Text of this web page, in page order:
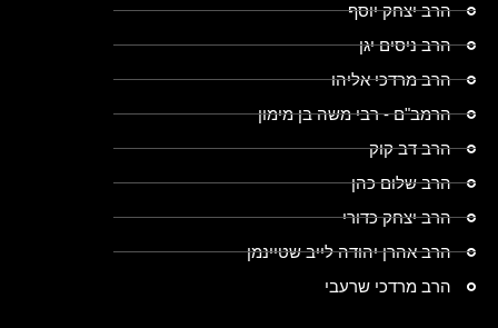
הרב יצחק יוסף
הרב ניסים יגן
הרב מרדכי אליהו
הרמב"ם - רבי משה בן מימון
הרב דב קוק
הרב שלום כהן
הרב יצחק כדורי
הרב אהרן יהודה לייב שטיינמן
הרב מרדכי שרעבי